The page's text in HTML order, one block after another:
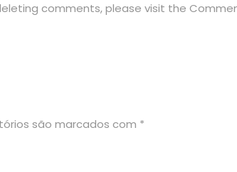
comments, please visit the
são marcados com *